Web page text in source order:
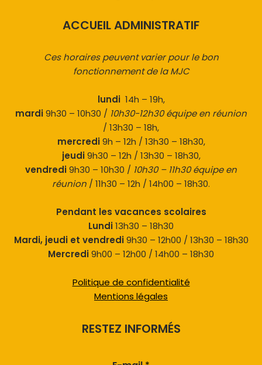
ACCUEIL ADMINISTRATIF
Ces horaires peuvent varier pour le bon
fonctionnement de la MJC
lundi 14h – 19h,
mardi9h30 – 10h30 / 10h30-12h30 équipe en réunion
/ 13h30 – 18h,
mercredi9h – 12h / 13h30 – 18h30,
jeudi9h30 – 12h / 13h30 – 18h30,
vendredi9h30 – 10h30 / 10h30 – 11h30 équipe en
réunion / 11h30 – 12h / 14h00 – 18h30.
Pendant les vacances scolaires
Lundi13h30 – 18h30
Mardi, jeudi et vendredi9h30 – 12h00 / 13h30 – 18h30
Mercredi9h00 – 12h00 / 14h00 – 18h30
Politique de confidentialité
Mentions légales
RESTEZ INFORMÉS